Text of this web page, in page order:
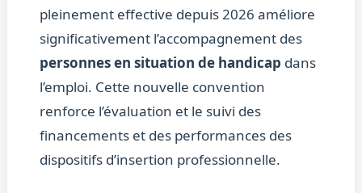
pleinement effective depuis 2026 améliore
significativement l’accompagnement des
personnes en situation de handicap dans
l’emploi. Cette nouvelle convention
renforce l’évaluation et le suivi des
financements et des performances des
dispositifs d’insertion professionnelle.